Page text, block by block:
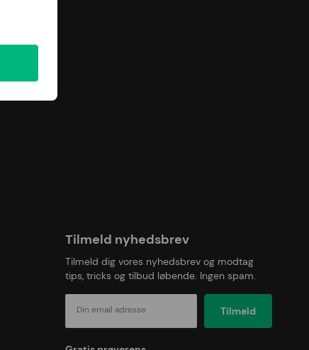
Tilmeld nyhedsbrev
Tilmeld dig vores nyhedsbrev og modtag
tips, tricks og tilbud løbende. Ingen spam.
Din email adresse